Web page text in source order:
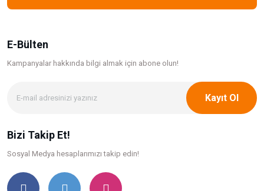
E-Bülten
Kampanyalar hakkında bilgi almak için abone olun!
Kayıt Ol
Bizi Takip Et!
Sosyal Medya hesaplarımızı takip edin!